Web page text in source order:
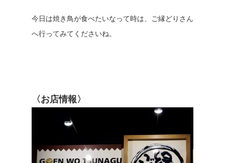
今日は焼き鳥が食べたいなって時は、ご縁どりさん
へ行ってみてくださいね。
〈お店情報〉